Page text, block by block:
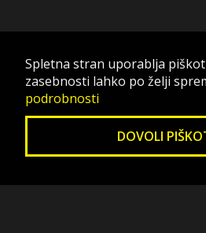
Spletna stran uporablja
zasebnosti lahko po želji
podrobnosti
DOVOLI